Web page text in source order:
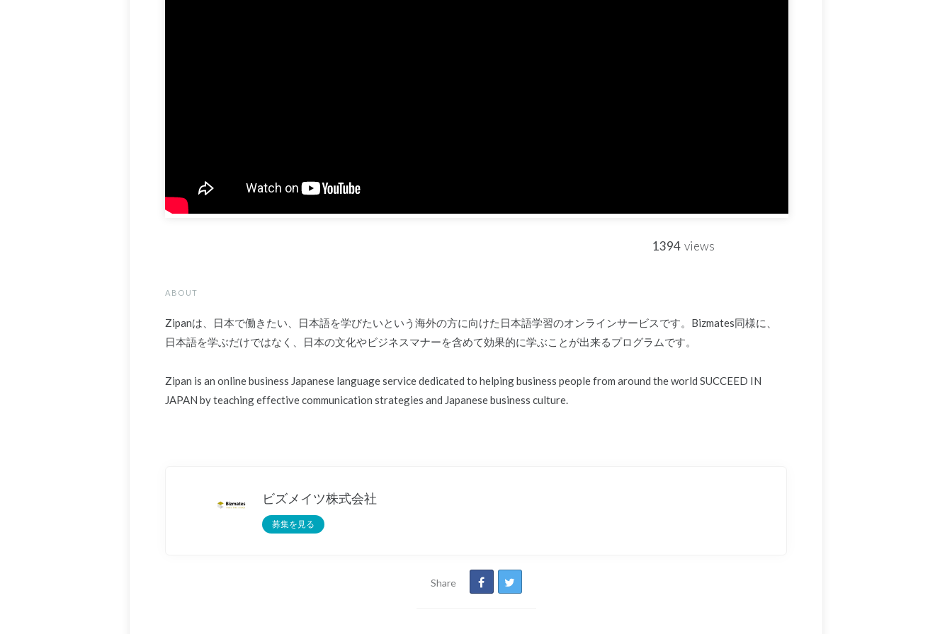
1394 views
ABOUT
Zipanは、日本で働きたい、日本語を学びたいという海外の方に向けた日本語学習のオンラインサービスです。Bizmates同様に、
日本語を学ぶだけではなく、日本の文化やビジネスマナーを含めて効果的に学ぶことが出来るプログラムです。
Zipan is an online business Japanese language service dedicated to helping business people from around the world SUCCEED IN
JAPAN by teaching effective communication strategies and Japanese business culture.
ビズメイツ株式会社
募集を見る
Share